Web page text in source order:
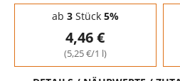
Staffelpreise - Mengenrabatt
ab 3Stück 5%
4,46 €
(5,25 €/1 l)